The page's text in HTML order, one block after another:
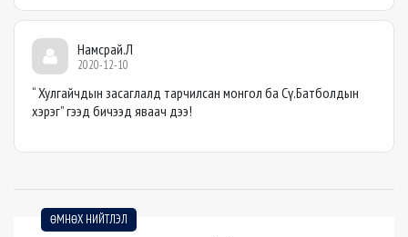
Намсрай.Л
2020-12-10
“ Хулгайчдын засаглалд тарчилсан монгол ба Сү.Батболдын
хэрэг” гээд бичээд яваач дээ!
ӨМНӨХ НИЙТЛЭЛ